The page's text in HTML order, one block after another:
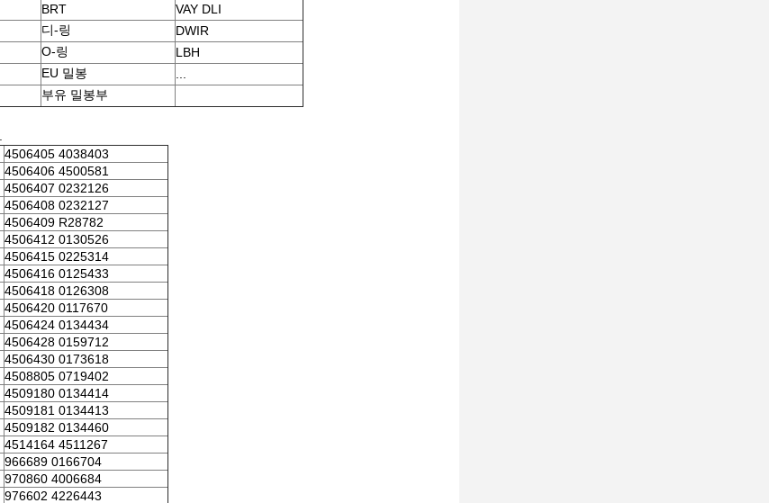
BRT
VAY DLI
디-링
DWIR
O-링
LBH
EU 밀봉
부유 밀봉부
4506405 4038403
4506406 4500581
4506407 0232126
4506408 0232127
4506409 R28782
4506412 0130526
4506415 0225314
4506416 0125433
4506418 0126308
4506420 0117670
4506424 0134434
4506428 0159712
4506430 0173618
4508805 0719402
4509180 0134414
4509181 0134413
4509182 0134460
4514164 4511267
966689 0166704
970860 4006684
976602 4226443